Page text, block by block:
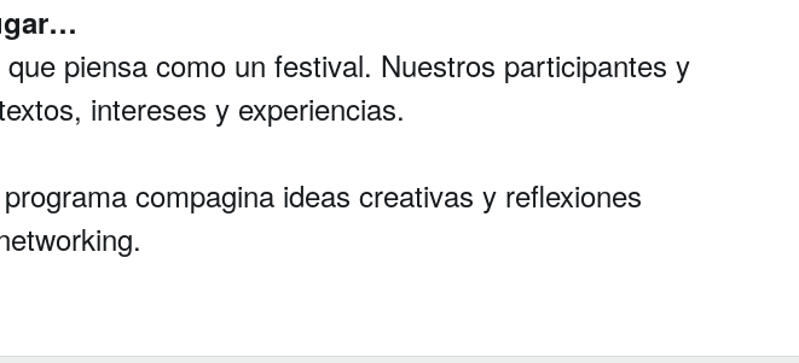
piensa como un festival. Nuestros participantes y
intereses y experiencias.
compagina ideas creativas y reflexiones